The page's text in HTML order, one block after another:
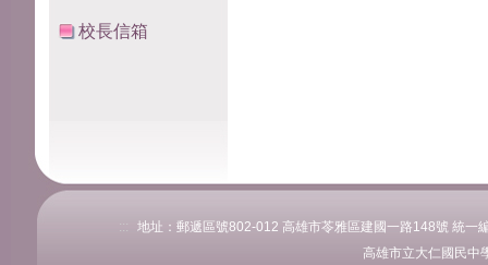
校長信箱
:::
地址：郵遞區號802-012 高雄市苓雅區建國一路148號 統
高雄市立大仁國民中